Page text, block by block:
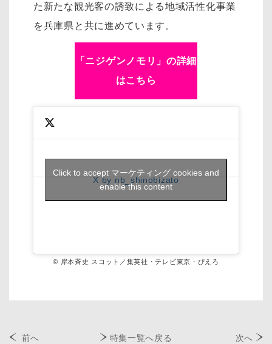
た新たな観光客の誘致による地域活性化事業
を兵庫県と共に進めています。
「ニジゲンノモリ」の詳細
はこちら
X by nb_shinobizato
Click to accept マーケティング cookies and
enable this content
© 岸本斉史 スコット／集英社・テレビ東京・ぴえろ
前へ 特集一覧へ戻る 次へ